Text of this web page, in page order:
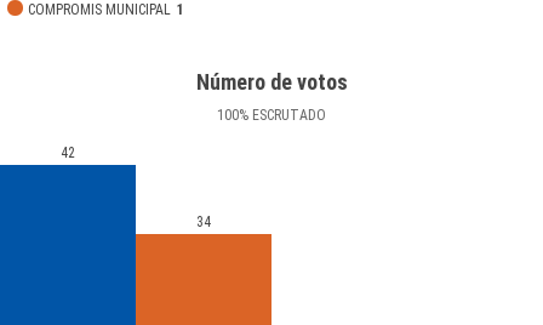
COMPROMIS MUNICIPAL 1
Número de votos
100% ESCRUTADO
42
34